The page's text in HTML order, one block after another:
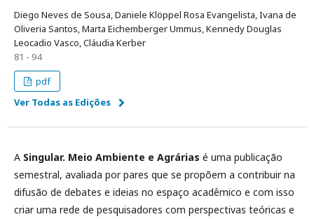
Diego Neves de Sousa, Daniele Klöppel Rosa Evangelista, Ivana de
Oliveria Santos, Marta Eichemberger Ummus, Kennedy Douglas
Leocadio Vasco, Cláudia Kerber
81 - 94
pdf
Ver Todas as Edições
A Singular. Meio Ambiente e Agrárias é uma publicação
semestral, avaliada por pares que se propõem a contribuir na
difusão de debates e ideias no espaço acadêmico e com isso
criar uma rede de pesquisadores com perspectivas teóricas e